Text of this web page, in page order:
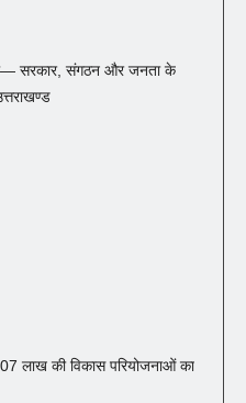
सरकार, संगठन और जनता के
लाख की विकास परियोजनाओं का